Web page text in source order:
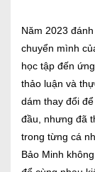
Năm 2023
chuyển mình
học tập đến
thảo luận và
dám thay đổi
đầu, nhưng đã
trong từng cá
Bảo Minh